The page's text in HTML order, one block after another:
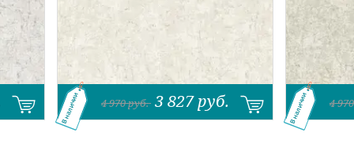
4 970руб. 3 827руб.
В наличии 4 970
В наличии